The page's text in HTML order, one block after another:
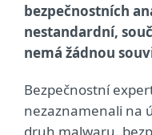
bezpečnostních
nestandardní,
nemá žádnou
Bezpečnostní
nezaznamenali na